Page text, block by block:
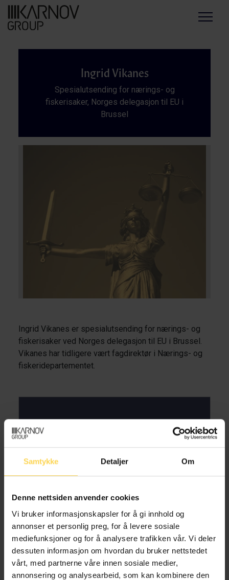
Samtykke Detaljer Om
Denne nettsiden anvender cookies
Vi bruker informasjonskapsler for å gi innhold og
annonser et personlig preg, for å levere sosiale
mediefunksjoner og for å analysere trafikken vår. Vi deler
dessuten informasjon om hvordan du bruker nettstedet
vårt, med partnerne våre innen sosiale medier,
annonsering og analysearbeid, som kan kombinere den
Menu
Ingrid Vikanes
Spesialutsending for nærings- og
fiskerisaker, Norges delegasjon til EU i
Brussel
Ingrid Vikanes er spesialutsending for nærings- og
fiskerisaker ved Norges delegasjon til EU i Brussel.
Vikanes har tidligere vært fagdirektør i Nærings- og
fiskeridepartementet.
Økonomiske soneloven
Fiskeri- og fangstrett og havbruk
Internasjonal rett